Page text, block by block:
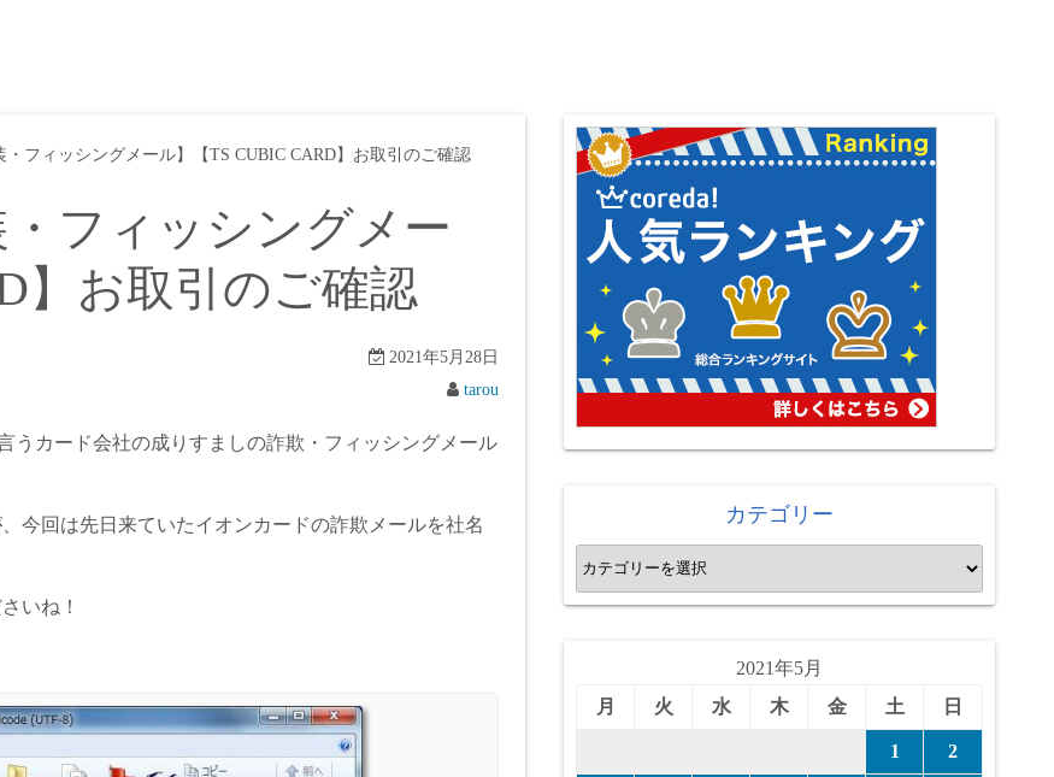
・フィッシングメール】【TS CUBIC CARD】お取引のご確認
・フィッシングメー
】お取引のご確認
2021年5月28日
tarou
うカード会社の成りすましの詐欺・フィッシングメール
今回は先日来ていたイオンカードの詐欺メールを社名
いね！
カテゴリー
カ
テ
2021年5月
月
火 水 木 金 土 日
1 2